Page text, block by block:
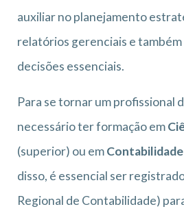
auxiliar no planejamento
relatórios gerenciais e também
decisões essenciais.
Para se tornar um profissional
necessário ter formação em
(superior) ou emContabilidade
disso, é essencial ser
Regional de Contabilidade)